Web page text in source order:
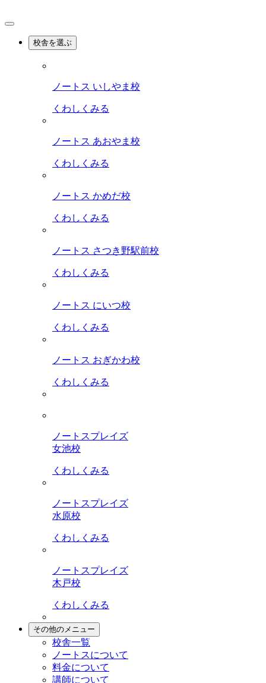
校舎を選ぶ
ノートス いしやま校
くわしくみる
ノートス あおやま校
くわしくみる
ノートス かめだ校
くわしくみる
ノートス さつき野駅前校
くわしくみる
ノートス にいつ校
くわしくみる
ノートス おぎかわ校
くわしくみる
ノートスプレイズ
女池校
くわしくみる
ノートスプレイズ
水原校
くわしくみる
ノートスプレイズ
木戸校
くわしくみる
その他のメニュー
校舎一覧
ノートスについて
料金について
講師について